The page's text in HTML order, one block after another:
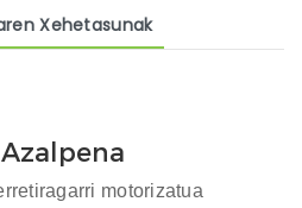
Xehetasunak
motorizatua